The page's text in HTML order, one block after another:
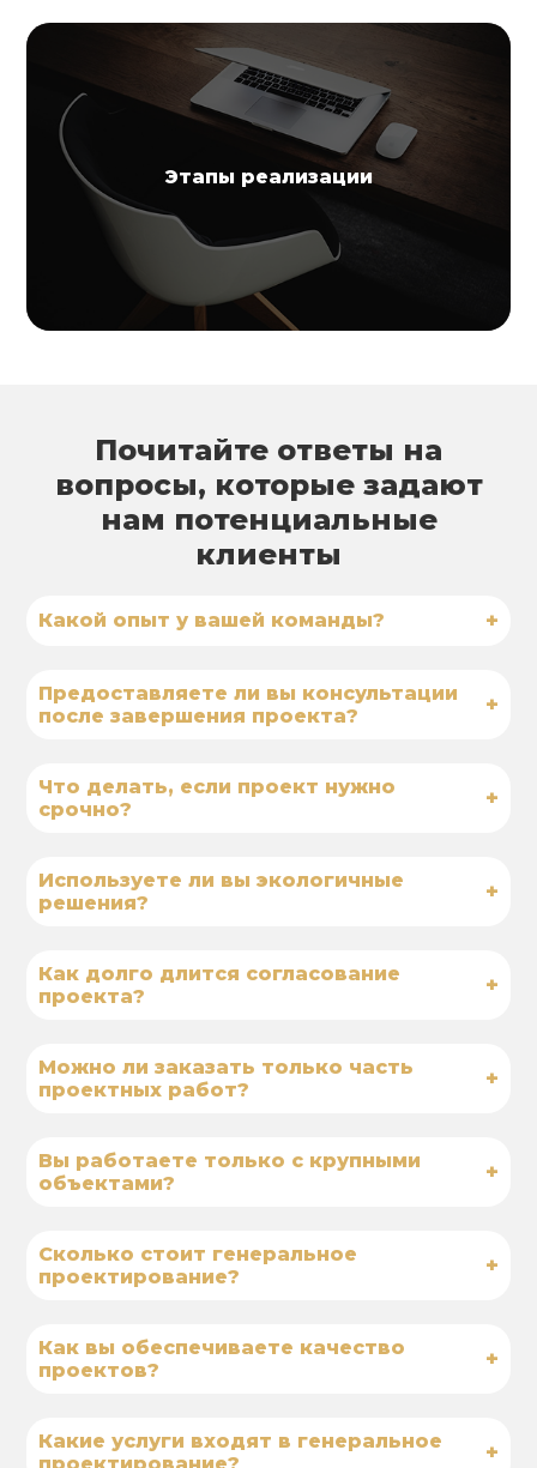
Этапы реализации
Почитайте ответы на
вопросы, которые задают
нам потенциальные
клиенты
Какой опыт у вашей команды? +
Предоставляете ли вы консультации
после завершения проекта?
+
Что делать, если проект нужно
срочно?
+
Используете ли вы экологичные
решения?
+
Как долго длится согласование
проекта?
+
Можно ли заказать только часть
проектных работ?
+
Вы работаете только с крупными
объектами?
+
Сколько стоит генеральное
проектирование?
+
Как вы обеспечиваете качество
проектов?
+
Какие услуги входят в генеральное
проектирование?
+